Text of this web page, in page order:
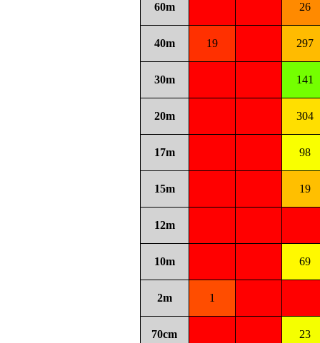
60m 26
40m 19 297
30m 141
20m 304
17m 98
15m 19
12m
10m 69
2m 1
70cm 23